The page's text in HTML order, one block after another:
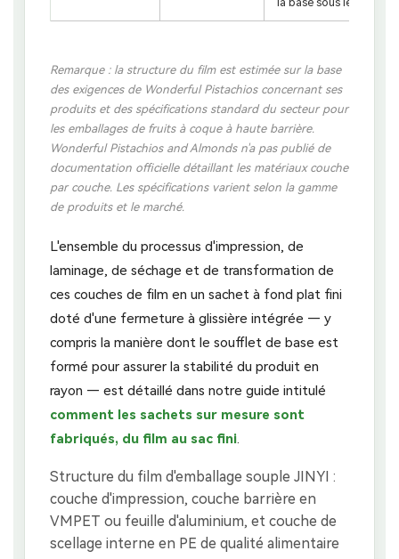
Remarque : la structure du film est estimée sur la base
des exigences de Wonderful Pistachios concernant ses
produits et des spécifications standard du secteur pour
les emballages de fruits à coque à haute barrière.
Wonderful Pistachios and Almonds n'a pas publié de
documentation officielle détaillant les matériaux couche
par couche. Les spécifications varient selon la gamme
de produits et le marché.
L'ensemble du processus d'impression, de
laminage, de séchage et de transformation de
ces couches de film en un sachet à fond plat fini
doté d'une fermeture à glissière intégrée — y
compris la manière dont le soufflet de base est
formé pour assurer la stabilité du produit en
rayon — est détaillé dans notre guide intitulé
comment les sachets sur mesure sont
fabriqués, du film au sac fini